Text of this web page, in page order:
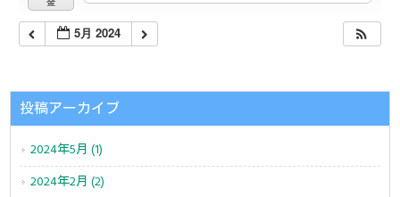
5月 2024
投稿アーカイブ
2024年5月 (1)
2024年2月 (2)